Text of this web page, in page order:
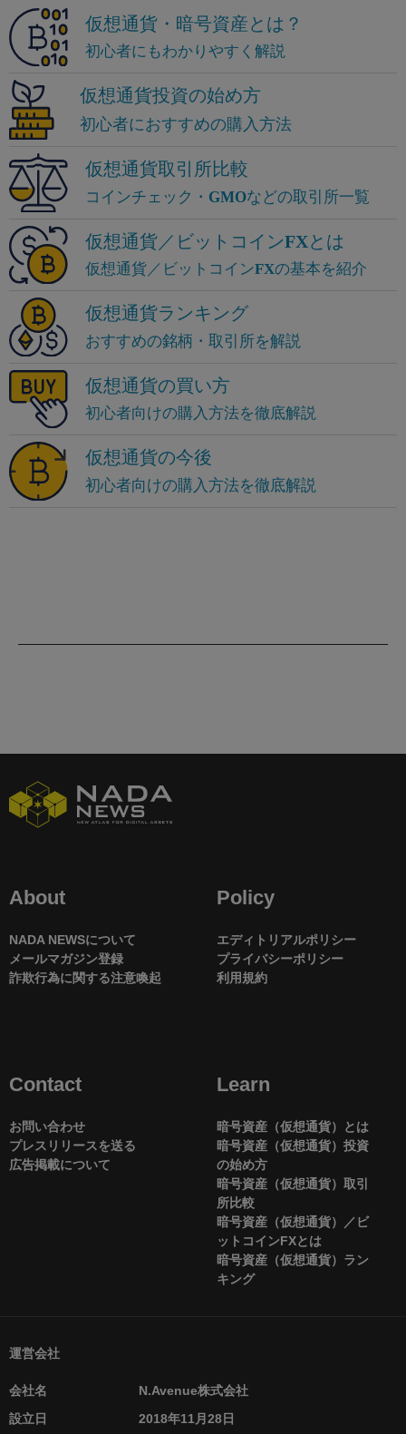
About
NADA NEWSについて
メールマガジン登録
詐欺行為に関する注意喚起
Policy
エディトリアルポリシー
プライバシーポリシー
利用規約
Contact
お問い合わせ
プレスリリースを送る
広告掲載について
Learn
暗号資産（仮想通貨）とは
暗号資産（仮想通貨）投資
の始め方
暗号資産（仮想通貨）取引
所比較
暗号資産（仮想通貨）／ビ
ットコインFXとは
暗号資産（仮想通貨）ラン
キング
運営会社
会社名
N.Avenue株式会社
設立日
2018年11月28日